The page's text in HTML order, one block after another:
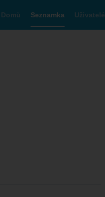
Domů Seznamka Uživatelé